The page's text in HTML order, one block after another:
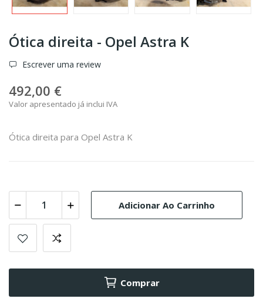
Ótica direita - Opel Astra K
Escrever uma review
492,00 €
Valor apresentado já inclui IVA
Ótica direita para Opel Astra K
Adicionar Ao Carrinho
Comprar